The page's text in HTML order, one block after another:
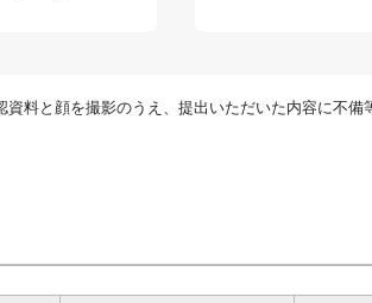
料と顔を撮影のうえ、提出いただいた内容に不